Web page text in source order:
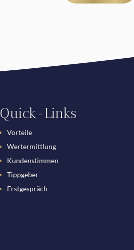
Quick-Links
Vorteile
Wertermittlung
Kundenstimmen
Tippgeber
Erstgespräch